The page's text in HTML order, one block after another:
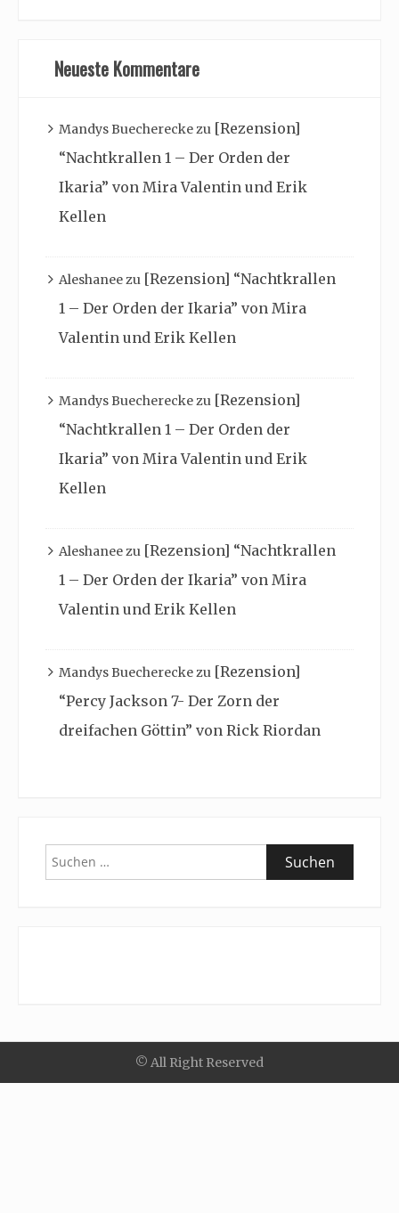
Neueste Kommentare
Mandys Buechereckezu [Rezension]
“Nachtkrallen 1 – Der Orden der
Ikaria” von Mira Valentin und Erik
Kellen
Aleshaneezu [Rezension] “Nachtkrallen
1 – Der Orden der Ikaria” von Mira
Valentin und Erik Kellen
Mandys Buechereckezu [Rezension]
“Nachtkrallen 1 – Der Orden der
Ikaria” von Mira Valentin und Erik
Kellen
Aleshaneezu [Rezension] “Nachtkrallen
1 – Der Orden der Ikaria” von Mira
Valentin und Erik Kellen
Mandys Buechereckezu [Rezension]
“Percy Jackson 7- Der Zorn der
dreifachen Göttin” von Rick Riordan
Suchen
nach:
© All Right Reserved